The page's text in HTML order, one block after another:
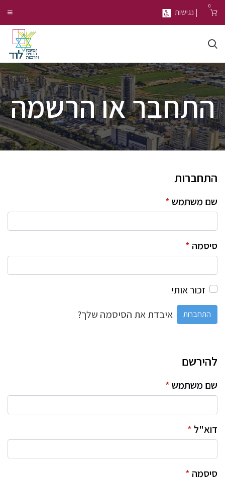
0
| נגישות
התחבר או הרשמה
התחברות
שם משתמש*
סיסמה *
זכור אותי
התחברות איבדת את הסיסמה שלך?
להירשם
שם משתמש*
דוא"ל *
סיסמה *